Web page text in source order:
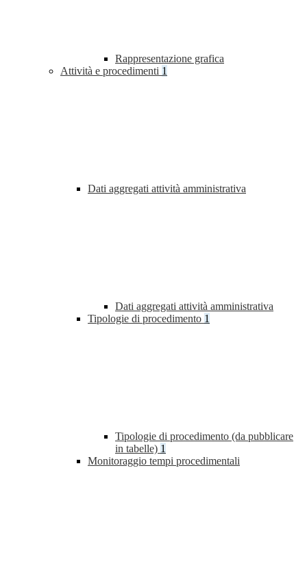
Rappresentazione grafica
Attività e procedimenti 1
Dati aggregati attività amministrativa
Dati aggregati attività amministrativa
Tipologie di procedimento 1
Tipologie di procedimento (da pubblicare
in tabelle) 1
Monitoraggio tempi procedimentali